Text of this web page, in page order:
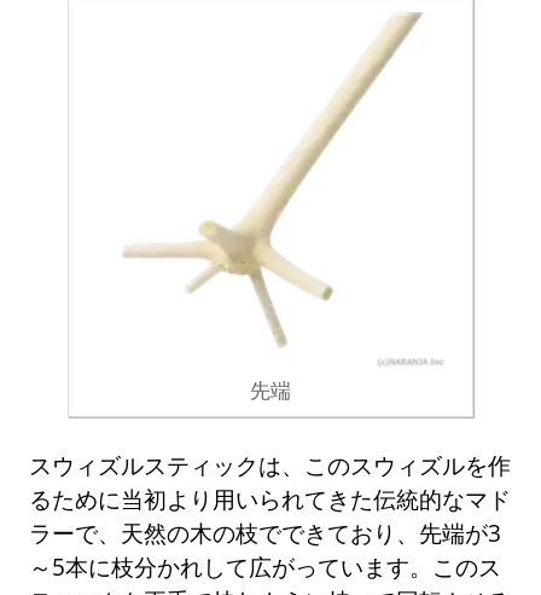
先端
スウィズルスティックは、このスウィズルを作
るために当初より用いられてきた伝統的なマド
ラーで、天然の木の枝でできており、先端が3
～5本に枝分かれして広がっています。このス